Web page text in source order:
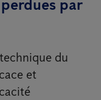
par
du
et